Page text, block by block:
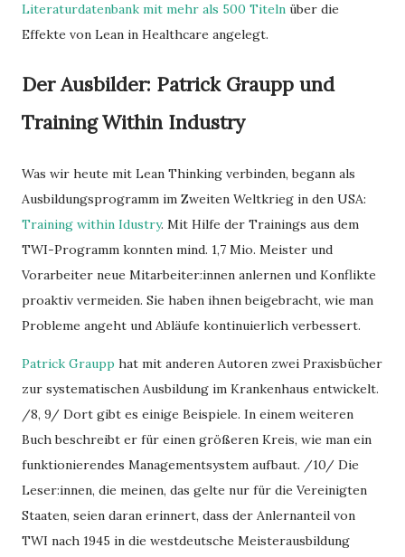
Literaturdatenbank mit mehr als 500 Titeln über die
Effekte von Lean in Healthcare angelegt.
Der Ausbilder: Patrick Graupp und
Training Within Industry
Was wir heute mit Lean Thinking verbinden, begann als
Ausbildungsprogramm im Zweiten Weltkrieg in den USA:
Training within Idustry. Mit Hilfe der Trainings aus dem
TWI-Programm konnten mind. 1,7 Mio. Meister und
Vorarbeiter neue Mitarbeiter:innen anlernen und Konflikte
proaktiv vermeiden. Sie haben ihnen beigebracht, wie man
Probleme angeht und Abläufe kontinuierlich verbessert.
Patrick Graupp hat mit anderen Autoren zwei Praxisbücher
zur systematischen Ausbildung im Krankenhaus entwickelt.
/8, 9/ Dort gibt es einige Beispiele. In einem weiteren
Buch beschreibt er für einen größeren Kreis, wie man ein
funktionierendes Managementsystem aufbaut. /10/ Die
Leser:innen, die meinen, das gelte nur für die Vereinigten
Staaten, seien daran erinnert, dass der Anlernanteil von
TWI nach 1945 in die westdeutsche Meisterausbildung